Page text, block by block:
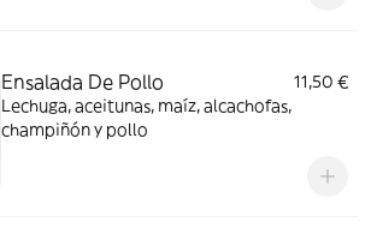
Ensalada De Pollo
11,50 €
Lechuga, aceitunas, maíz, alcachofas,
champiñón y pollo